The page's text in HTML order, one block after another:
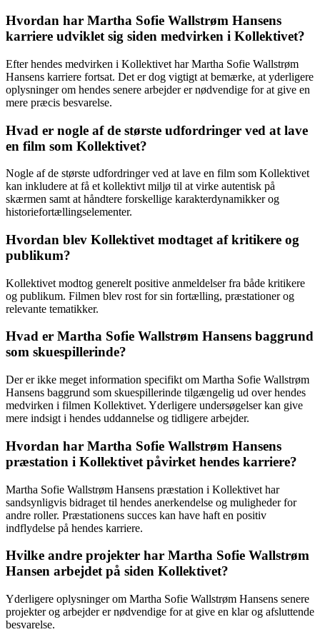
Hvordan har Martha Sofie Wallstrøm Hansens
karriere udviklet sig siden medvirken i Kollektivet?
Efter hendes medvirken i Kollektivet har Martha Sofie Wallstrøm
Hansens karriere fortsat. Det er dog vigtigt at bemærke, at yderligere
oplysninger om hendes senere arbejder er nødvendige for at give en
mere præcis besvarelse.
Hvad er nogle af de største udfordringer ved at lave
en film som Kollektivet?
Nogle af de største udfordringer ved at lave en film som Kollektivet
kan inkludere at få et kollektivt miljø til at virke autentisk på
skærmen samt at håndtere forskellige karakterdynamikker og
historiefortællingselementer.
Hvordan blev Kollektivet modtaget af kritikere og
publikum?
Kollektivet modtog generelt positive anmeldelser fra både kritikere
og publikum. Filmen blev rost for sin fortælling, præstationer og
relevante tematikker.
Hvad er Martha Sofie Wallstrøm Hansens baggrund
som skuespillerinde?
Der er ikke meget information specifikt om Martha Sofie Wallstrøm
Hansens baggrund som skuespillerinde tilgængelig ud over hendes
medvirken i filmen Kollektivet. Yderligere undersøgelser kan give
mere indsigt i hendes uddannelse og tidligere arbejder.
Hvordan har Martha Sofie Wallstrøm Hansens
præstation i Kollektivet påvirket hendes karriere?
Martha Sofie Wallstrøm Hansens præstation i Kollektivet har
sandsynligvis bidraget til hendes anerkendelse og muligheder for
andre roller. Præstationens succes kan have haft en positiv
indflydelse på hendes karriere.
Hvilke andre projekter har Martha Sofie Wallstrøm
Hansen arbejdet på siden Kollektivet?
Yderligere oplysninger om Martha Sofie Wallstrøm Hansens senere
projekter og arbejder er nødvendige for at give en klar og afsluttende
besvarelse.